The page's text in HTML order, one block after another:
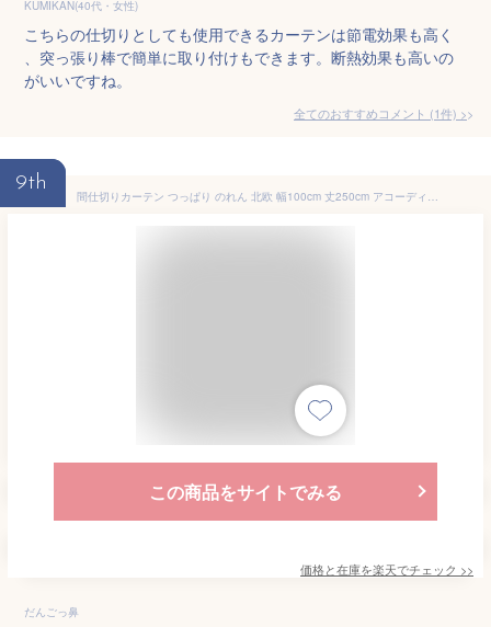
KUMIKAN(40代・女性)
こちらの仕切りとしても使用できるカーテンは節電効果も高く
、突っ張り棒で簡単に取り付けもできます。断熱効果も高いの
がいいですね。
全てのおすすめコメント (1件) >
9th
間仕切りカーテン つっぱり のれん 北欧 幅100cm 丈250cm アコーディオンカーテン パタパタ 遮熱 保温 遮像 目隠し パーテーション UVカット カーテン 節電 洗濯可 おしゃれ 寒さ対策【送料無料】
この商品をサイトでみる
価格と在庫を楽天でチェック >>
だんごっ鼻